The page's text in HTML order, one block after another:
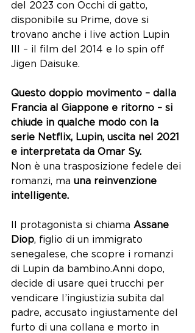
del 2023 con Occhi di gatto,
disponibile su Prime, dove si
trovano anche i live action Lupin
III – il film del 2014 e lo spin off
Jigen Daisuke.
Questo doppio movimento – dalla
Francia al Giappone e ritorno – si
chiude in qualche modo con la
serie Netflix, Lupin, uscita nel 2021
e interpretata da Omar Sy.
Non è una trasposizione fedele dei
romanzi, ma una reinvenzione
intelligente.
Il protagonista si chiama Assane
Diop, figlio di un immigrato
senegalese, che scopre i romanzi
di Lupin da bambino.Anni dopo,
decide di usare quei trucchi per
vendicare l’ingiustizia subita dal
padre, accusato ingiustamente del
furto di una collana e morto in